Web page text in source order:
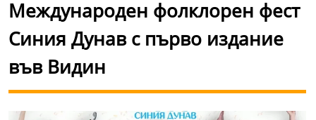
Международен фолклорен фест
Синия Дунав с първо издание
във Видин